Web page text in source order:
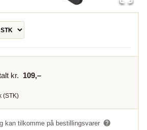
kr. 109,–
(STK)
kan tilkomme på bestillingsvarer